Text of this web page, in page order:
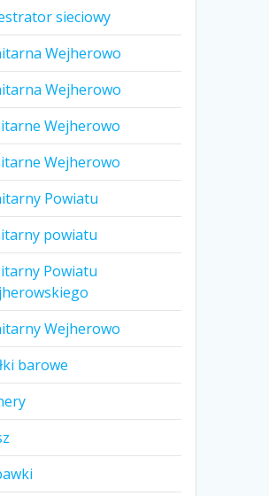
sieciowy
Wejherowo
Wejherowo
Wejherowo
Wejherowo
Powiatu
powiatu
Powiatu
Wejherowo
barowe